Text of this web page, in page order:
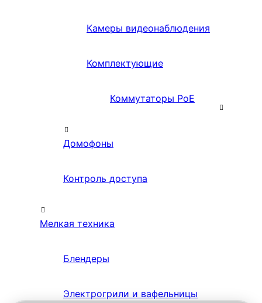
Камеры видеонаблюдения
Комплектующие
Коммутаторы PoE
Домофоны
Контроль доступа
Мелкая техника
Блендеры
Электрогрили и вафельницы